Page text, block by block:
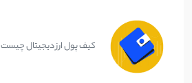
کیف پول ارز دیجیتال چیست